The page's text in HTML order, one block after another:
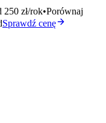
250 zł/rok•Porównaj
Sprawdź cenę